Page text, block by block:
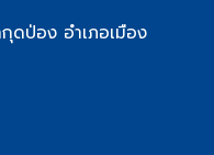
ดป่อง อำเภอเมือง